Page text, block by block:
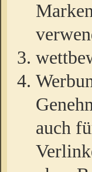
auch